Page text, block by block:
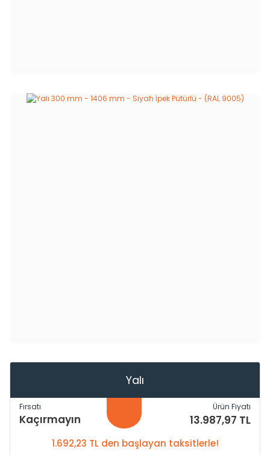
Yalı
Fırsatı
Kaçırmayın
Ürün Fiyatı
13.987,97 TL
1.692,23 TL den başlayan taksitlerle!